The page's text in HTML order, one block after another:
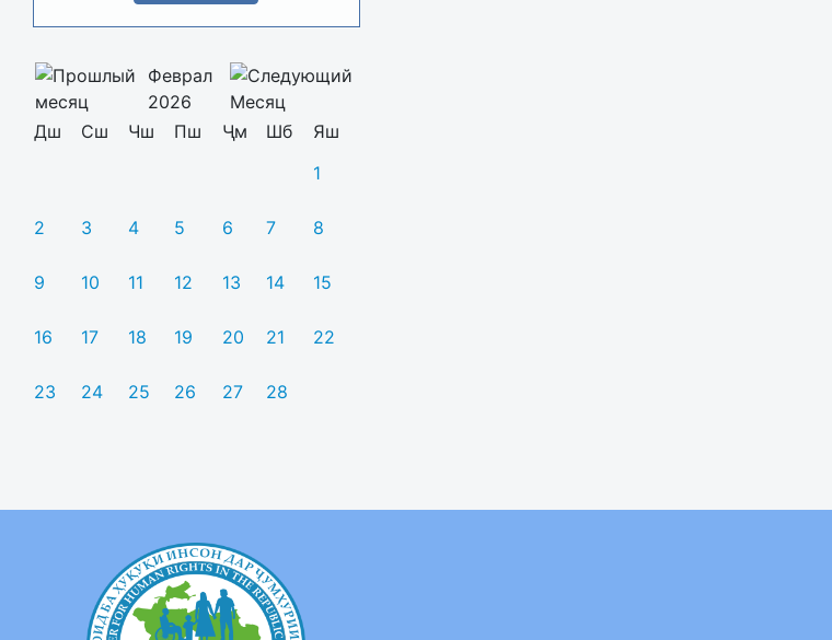
Феврал
2026
Дш
Сш Чш Пш Ҷм Шб
Яш
1
2 3 4 5 6 7 8
9 10 11 12 13 14 15
16 17 18 19 20 21 22
23 24 25 26 27 28